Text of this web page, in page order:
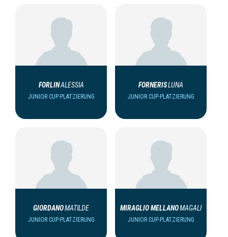
FORLINALESSIA
JUNIOR CUP-PLATZIERUNG
FORNERISLUNA
JUNIOR CUP-PLATZIERUNG
GIORDANOMATILDE
JUNIOR CUP-PLATZIERUNG
MIRAGLIO MELLANOMAGALI
JUNIOR CUP-PLATZIERUNG